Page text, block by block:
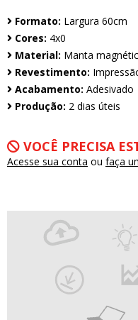
Formato: Largura 60cm
Cores: 4x0
Material: Manta
Revestimento:
Acabamento: Adesivado
Produção: 2 dias úteis
VOCÊ PRECISA
Acesse sua conta ou faça